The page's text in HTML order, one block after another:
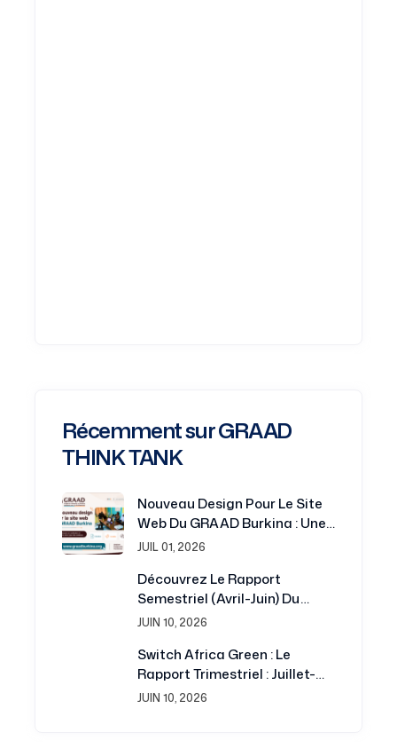
Récemment sur GRAAD
THINK TANK
Nouveau Design Pour Le Site
Web Du GRAAD Burkina : Une
Plateforme Renouvelée Au
Développement
JUIL 01, 2026
Découvrez Le Rapport
Semestriel (avril-Juin) Du
Projet Switch Africa Green
JUIN 10, 2026
Switch Africa Green : Le
Rapport Trimestriel : Juillet-
Septembre 2016 Est
JUIN 10, 2026